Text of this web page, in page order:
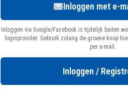
Inloggen met e-
Inloggen via Google/Facebook is tijdelijk buiten
loginprovider. Gebruik zolang de groene knop
per e-mail.
Inloggen /